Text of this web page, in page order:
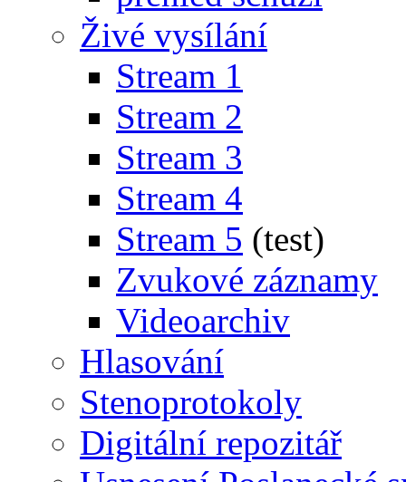
Živé vysílání
Stream 1
Stream 2
Stream 3
Stream 4
Stream 5 (test)
Zvukové záznamy
Videoarchiv
Hlasování
Stenoprotokoly
Digitální repozitář